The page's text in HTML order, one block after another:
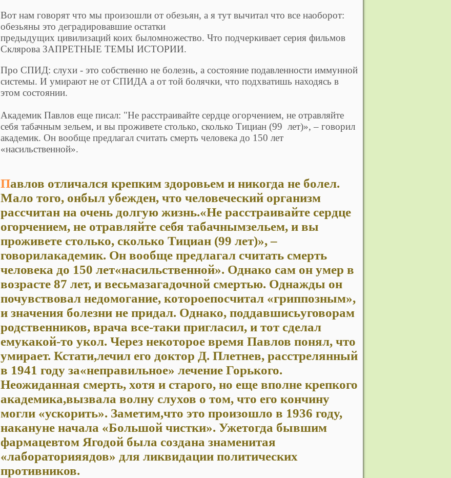
Вот нам говорят что мы произошли от обезьян, а я тут вычитал что все наоборот:
обезьяны это деградировавшие остатки
предыдущих цивилизаций коих быломножество. Что подчеркивает серия фильмов
Склярова ЗАПРЕТНЫЕ ТЕМЫ ИСТОРИИ.
Про СПИД: слухи - это собственно не болезнь, а состояние подавленности иммунной
системы. И умирают не от СПИДА а от той болячки, что подхватишь находясь в
этом состоянии.
Академик Павлов еще писал: "Не расстраивайте сердце огорчением, не отравляйте
себя табачным зельем, и вы проживете столько, сколько Тициан (99 лет)», – говорил
академик. Он вообще предлагал считать смерть человека до 150 лет
«насильственной».
Павлов отличался крепким здоровьем и никогда не болел.
Мало того, онбыл убежден, что человеческий организм
рассчитан на очень долгую жизнь.«Не расстраивайте сердце
огорчением, не отравляйте себя табачнымзельем, и вы
проживете столько, сколько Тициан (99 лет)», –
говорилакадемик. Он вообще предлагал считать смерть
человека до 150 лет«насильственной». Однако сам он умер в
возрасте 87 лет, и весьмазагадочной смертью. Однажды он
почувствовал недомогание, котороепосчитал «гриппозным»,
и значения болезни не придал. Однако, поддавшисьуговорам
родственников, врача все-таки пригласил, и тот сделал
емукакой-то укол. Через некоторое время Павлов понял, что
умирает. Кстати,лечил его доктор Д. Плетнев, расстрелянный
в 1941 году за«неправильное» лечение Горького.
Неожиданная смерть, хотя и старого, но еще вполне крепкого
академика,вызвала волну слухов о том, что его кончину
могли «ускорить». Заметим,что это произошло в 1936 году,
накануне начала «Большой чистки». Ужетогда бывшим
фармацевтом Ягодой была создана знаменитая
«лабораторияядов» для ликвидации политических
противников.